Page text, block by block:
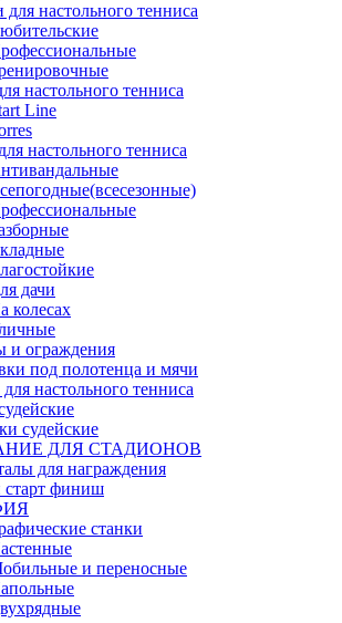
для настольного тенниса
настольного тенниса
Line
настольного тенниса
дачи
колесах
и ограждения
под полотенца и мячи
настольного тенниса
судейские
ДЛЯ СТАДИОНОВ
для награждения
старт финиш
станки
и переносные